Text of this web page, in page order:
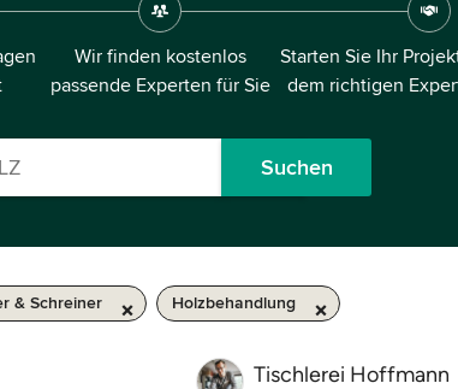
Wir finden kostenlos
passende Experten für Sie
Starten Sie Ihr
dem richtigen
Suchen
& Schreiner Holzbehandlung
Tischlerei Hoffmann